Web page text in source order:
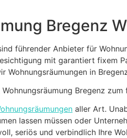
Bregenz
führender Anbieter für
mit garantiert fixem
Wohnungsräumungen in
Bregenz zum
aller Art.
lassen müssen oder
seriös und verbindlich Ihre